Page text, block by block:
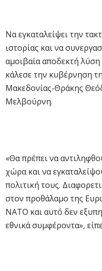
Να εγκαταλείψει την
ιστορίας και να
αμοιβαία αποδεκτή
κάλεσε την κυβέρνηση
Μακεδονίας-Θράκης
Μελβούρνη.
«Θα πρέπει να
χώρα και να
πολιτική τους.
στον προθάλαμο της
ΝΑΤΟ και αυτό δεν
εθνικά συμφέροντα»,